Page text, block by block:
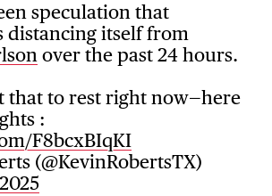
speculation that
distancing itself from
over the past 24 hours.
that to rest right now—here
:
F8bcxBIqKI
(@KevinRobertsTX)